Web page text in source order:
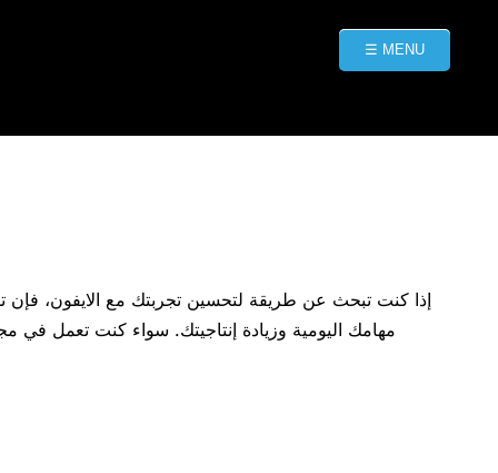
☰ MENU
إذا كنت تبحث عن طريقة لتحسين تجربتك مع الايفون، فإن
مهامك اليومية وزيادة إنتاجيتك. سواء كنت تعمل في